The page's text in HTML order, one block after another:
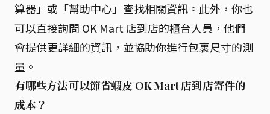
算器」或「幫助中心」查找相關資訊。此外，你也
可以直接詢問 OK Mart 店到店的櫃台人員，他們
會提供更詳細的資訊，並協助你進行包裹尺寸的測
量。
有哪些方法可以節省蝦皮 OK Mart 店到店寄件的
成本？